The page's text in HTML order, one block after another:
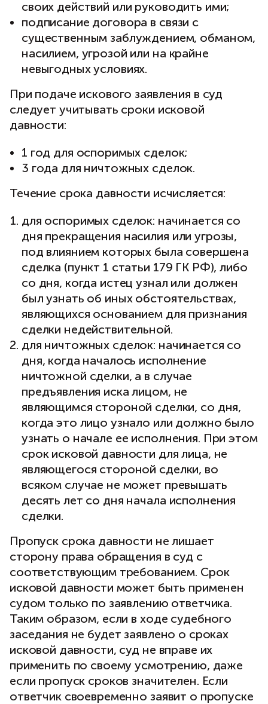
своих действий или руководить ими;
подписание договора в связи с
существенным заблуждением, обманом,
насилием, угрозой или на крайне
невыгодных условиях.
При подаче искового заявления в суд
следует учитывать сроки исковой
давности:
1 год для оспоримых сделок;
3 года для ничтожных сделок.
Течение срока давности исчисляется:
для оспоримых сделок: начинается со
дня прекращения насилия или угрозы,
под влиянием которых была совершена
сделка (пункт 1 статьи 179 ГК РФ), либо
со дня, когда истец узнал или должен
был узнать об иных обстоятельствах,
являющихся основанием для признания
сделки недействительной.
для ничтожных сделок: начинается со
дня, когда началось исполнение
ничтожной сделки, а в случае
предъявления иска лицом, не
являющимся стороной сделки, со дня,
когда это лицо узнало или должно было
узнать о начале ее исполнения. При этом
срок исковой давности для лица, не
являющегося стороной сделки, во
всяком случае не может превышать
десять лет со дня начала исполнения
сделки.
Пропуск срока давности не лишает
сторону права обращения в суд с
соответствующим требованием. Срок
исковой давности может быть применен
судом только по заявлению ответчика.
Таким образом, если в ходе судебного
заседания не будет заявлено о сроках
исковой давности, суд не вправе их
применить по своему усмотрению, даже
если пропуск сроков значителен. Если
ответчик своевременно заявит о пропуске